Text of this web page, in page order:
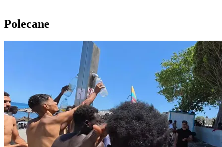
Polecane